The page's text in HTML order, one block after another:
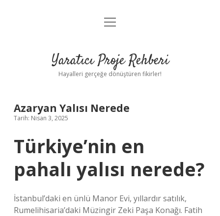
Anasayfa
Yasal Uyarı
menüyü
Yaratıcı Proje Rehberi
Hayalleri gerçeğe dönüştüren fikirler!
Azaryan Yalısı Nerede
Tarih: Nisan 3, 2025
Türkiye’nin en
pahalı yalısı nerede?
İstanbul’daki en ünlü Manor Evi, yıllardır satılık,
Rumelihisaria’daki Müzingir Zeki Paşa Konağı. Fatih